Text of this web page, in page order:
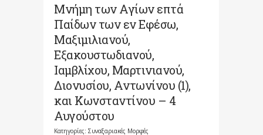
Μνήμη των Aγίων επτά
Παίδων των εν Eφέσω,
Mαξιμιλιανού,
Eξακουστωδιανού,
Iαμβλίχου, Mαρτινιανού,
Διονυσίου, Aντωνίνου (1),
και Kωνσταντίνου – 4
Αυγούστου
Κατηγορίες: Συναξαριακές Μορφές